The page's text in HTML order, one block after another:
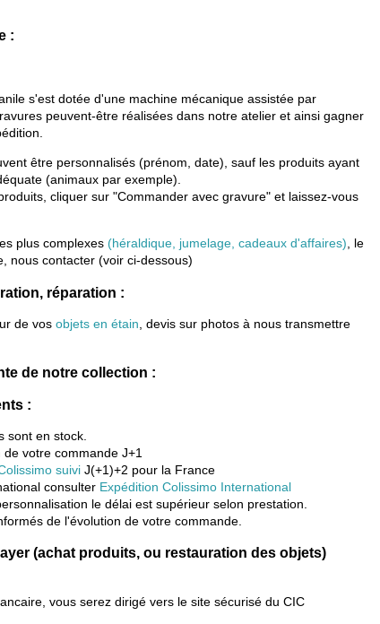
:
s'est dotée d'une machine mécanique assistée par
peuvent-être réalisées dans notre atelier et ainsi gagner
être personnalisés (prénom, date), sauf les produits ayant
(animaux par exemple).
cliquer sur "Commander avec gravure" et laissez-vous
plus complexes (héraldique, jumelage, cadeaux d'affaires), le
nous contacter (voir ci-dessous)
réparation :
de vosobjets en étain , devis sur photos à nous transmettre
de notre collection :
:
sont en stock.
de votre commande J+1
suivi J(+1)+2 pour la France
consulter Expédition Colissimo International
le délai est supérieur selon prestation.
de l'évolution de votre commande.
(achat produits, ou restauration des objets)
vous serez dirigé vers le site sécurisé du CIC